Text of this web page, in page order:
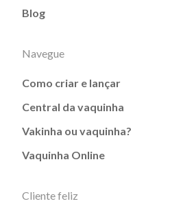
Blog
Navegue
Como criar e lançar
Central da vaquinha
Vakinha ou vaquinha?
Vaquinha Online
Cliente feliz